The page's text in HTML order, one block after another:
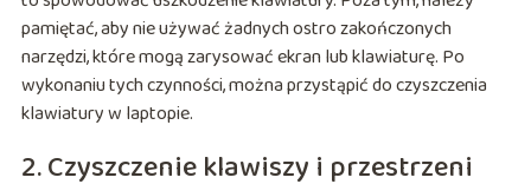
pamiętać, aby nie używać żadnych ostro zakończonych
narzędzi, które mogą zarysować ekran lub klawiaturę. Po
wykonaniu tych czynności, można przystąpić do czyszczenia
klawiatury w laptopie.
2. Czyszczenie klawiszy i przestrzeni